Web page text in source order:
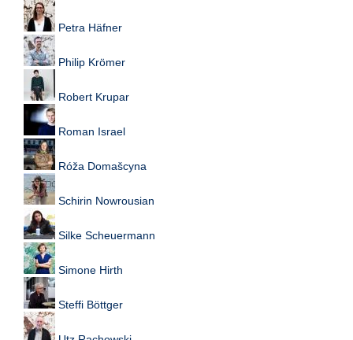
Petra Häfner
Philip Krömer
Robert Krupar
Roman Israel
Róža Domašcyna
Schirin Nowrousian
Silke Scheuermann
Simone Hirth
Steffi Böttger